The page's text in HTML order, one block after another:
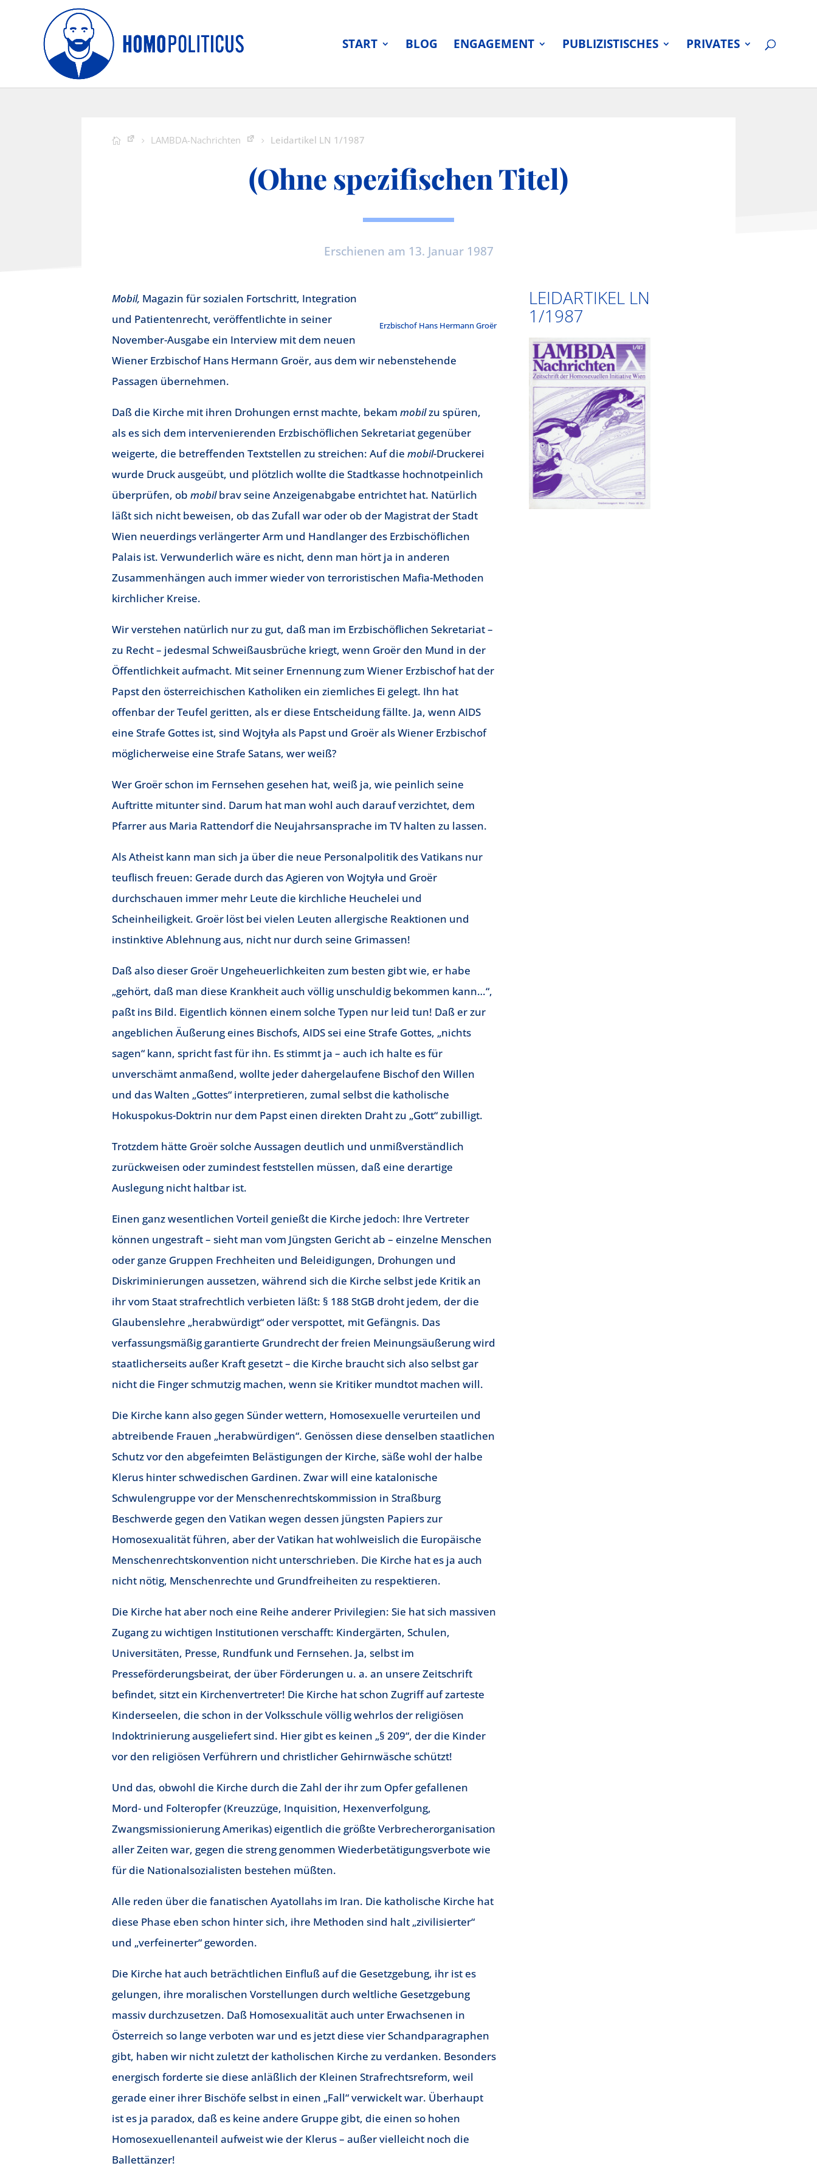
START BLOG ENGAGEMENT PUBLIZISTISCHES PRIVATES
LAMBDA-Nachrichten Leidartikel LN 1/1987
(Ohne spezifischen Titel)
Erschienen am 13. Januar 1987
Erzbischof Hans Hermann Groër
Mobil, Magazin für sozialen Fortschritt, Integration
und Patientenrecht, veröffentlichte in seiner
November-Ausgabe ein Interview mit dem neuen
Wiener Erzbischof Hans Hermann Groër, aus dem wir nebenstehende
Passagen übernehmen.
Daß die Kirche mit ihren Drohungen ernst machte, bekammobilzu spüren,
als es sich dem intervenierenden Erzbischöflichen Sekretariat gegenüber
weigerte, die betreffenden Textstellen zu streichen: Auf diemobil-Druckerei
wurde Druck ausgeübt, und plötzlich wollte die Stadtkasse hochnotpeinlich
überprüfen, obmobilbrav seine Anzeigenabgabe entrichtet hat. Natürlich
läßt sich nicht beweisen, ob das Zufall war oder ob der Magistrat der Stadt
Wien neuerdings verlängerter Arm und Handlanger des Erzbischöflichen
Palais ist. Verwunderlich wäre es nicht, denn man hört ja in anderen
Zusammenhängen auch immer wieder von terroristischen Mafia-Methoden
kirchlicher Kreise.
Wir verstehen natürlich nur zu gut, daß man im Erzbischöflichen Sekretariat –
zu Recht – jedesmal Schweißausbrüche kriegt, wenn Groër den Mund in der
Öffentlichkeit aufmacht. Mit seiner Ernennung zum Wiener Erzbischof hat der
Papst den österreichischen Katholiken ein ziemliches Ei gelegt. Ihn hat
offenbar der Teufel geritten, als er diese Entscheidung fällte. Ja, wenn AIDS
eine Strafe Gottes ist, sind Wojtyła als Papst und Groër als Wiener Erzbischof
möglicherweise eine Strafe Satans, wer weiß?
Wer Groër schon im Fernsehen gesehen hat, weiß ja, wie peinlich seine
Auftritte mitunter sind. Darum hat man wohl auch darauf verzichtet, dem
Pfarrer aus Maria Rattendorf die Neujahrsansprache im TV halten zu lassen.
Als Atheist kann man sich ja über die neue Personalpolitik des Vatikans nur
teuflisch freuen: Gerade durch das Agieren von Wojtyła und Groër
durchschauen immer mehr Leute die kirchliche Heuchelei und
Scheinheiligkeit. Groër löst bei vielen Leuten allergische Reaktionen und
instinktive Ablehnung aus, nicht nur durch seine Grimassen!
Daß also dieser Groër Ungeheuerlichkeiten zum besten gibt wie, er habe
„gehört, daß man diese Krankheit auch völlig unschuldig bekommen kann…“,
paßt ins Bild. Eigentlich können einem solche Typen nur leid tun! Daß er zur
angeblichen Äußerung eines Bischofs, AIDS sei eine Strafe Gottes, „nichts
sagen“ kann, spricht fast für ihn. Es stimmt ja – auch ich halte es für
unverschämt anmaßend, wollte jeder dahergelaufene Bischof den Willen
und das Walten „Gottes“ interpretieren, zumal selbst die katholische
Hokuspokus-Doktrin nur dem Papst einen direkten Draht zu „Gott“ zubilligt.
Trotzdem hätte Groër solche Aussagen deutlich und unmißverständlich
zurückweisen oder zumindest feststellen müssen, daß eine derartige
Auslegung nicht haltbar ist.
Einen ganz wesentlichen Vorteil genießt die Kirche jedoch: Ihre Vertreter
können ungestraft – sieht man vom Jüngsten Gericht ab – einzelne Menschen
oder ganze Gruppen Frechheiten und Beleidigungen, Drohungen und
Diskriminierungen aussetzen, während sich die Kirche selbst jede Kritik an
ihr vom Staat strafrechtlich verbieten läßt: § 188 StGB droht jedem, der die
Glaubenslehre „herabwürdigt“ oder verspottet, mit Gefängnis. Das
verfassungsmäßig garantierte Grundrecht der freien Meinungsäußerung wird
staatlicherseits außer Kraft gesetzt – die Kirche braucht sich also selbst gar
nicht die Finger schmutzig machen, wenn sie Kritiker mundtot machen will.
Die Kirche kann also gegen Sünder wettern, Homosexuelle verurteilen und
abtreibende Frauen „herabwürdigen“. Genössen diese denselben staatlichen
Schutz vor den abgefeimten Belästigungen der Kirche, säße wohl der halbe
Klerus hinter schwedischen Gardinen. Zwar will eine katalonische
Schwulengruppe vor der Menschenrechtskommission in Straßburg
Beschwerde gegen den Vatikan wegen dessen jüngsten Papiers zur
Homosexualität führen, aber der Vatikan hat wohlweislich die Europäische
Menschenrechtskonvention nicht unterschrieben. Die Kirche hat es ja auch
nicht nötig, Menschenrechte und Grundfreiheiten zu respektieren.
Die Kirche hat aber noch eine Reihe anderer Privilegien: Sie hat sich massiven
Zugang zu wichtigen Institutionen verschafft: Kindergärten, Schulen,
Universitäten, Presse, Rundfunk und Fernsehen. Ja, selbst im
Presseförderungsbeirat, der über Förderungen u. a. an unsere Zeitschrift
befindet, sitzt ein Kirchenvertreter! Die Kirche hat schon Zugriff auf zarteste
Kinderseelen, die schon in der Volksschule völlig wehrlos der religiösen
Indoktrinierung ausgeliefert sind. Hier gibt es keinen „§ 209“, der die Kinder
vor den religiösen Verführern und christlicher Gehirnwäsche schützt!
Und das, obwohl die Kirche durch die Zahl der ihr zum Opfer gefallenen
Mord- und Folteropfer (Kreuzzüge, Inquisition, Hexenverfolgung,
Zwangsmissionierung Amerikas) eigentlich die größte Verbrecherorganisation
aller Zeiten war, gegen die streng genommen Wiederbetätigungsverbote wie
für die Nationalsozialisten bestehen müßten.
Alle reden über die fanatischen Ayatollahs im Iran. Die katholische Kirche hat
diese Phase eben schon hinter sich, ihre Methoden sind halt „zivilisierter“
und „verfeinerter“ geworden.
Die Kirche hat auch beträchtlichen Einfluß auf die Gesetzgebung, ihr ist es
gelungen, ihre moralischen Vorstellungen durch weltliche Gesetzgebung
massiv durchzusetzen. Daß Homosexualität auch unter Erwachsenen in
Österreich so lange verboten war und es jetzt diese vier Schandparagraphen
gibt, haben wir nicht zuletzt der katholischen Kirche zu verdanken. Besonders
energisch forderte sie diese anläßlich der Kleinen Strafrechtsreform, weil
gerade einer ihrer Bischöfe selbst in einen „Fall“ verwickelt war. Überhaupt
ist es ja paradox, daß es keine andere Gruppe gibt, die einen so hohen
Homosexuellenanteil aufweist wie der Klerus – außer vielleicht noch die
Ballettänzer!
LEIDARTIKEL LN
1/1987